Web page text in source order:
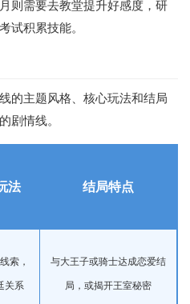
则需要去教堂提升好感度，研
试积累技能。
的主题风格、核心玩法和结局
剧情线。
法 结局特点
索，
关系
与大王子或骑士达成恋爱结
局，或揭开王室秘密